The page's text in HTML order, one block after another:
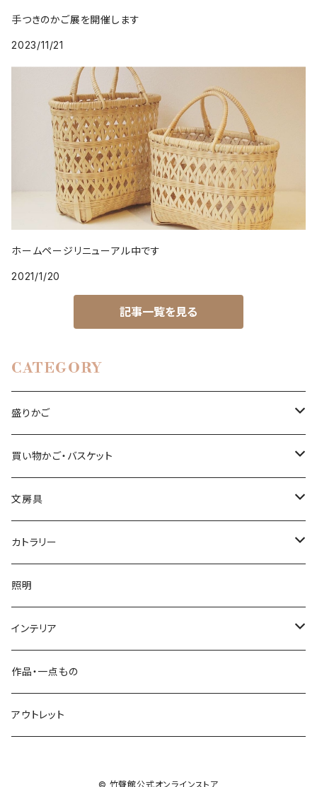
手つきのかご展を開催します
2023/11/21
ホームページリニューアル中です
2021/1/20
記事一覧を見る
CATEGORY
盛りかご
亀甲編み
小入れ麻の葉編み
網代編み
透かし網代編み
その他
買い物かご・バスケット
縄目差し
ござ目編み
バスケット
文房具
竹ペン
ペーパーナイフ
石を抱く竹（ペーパーウェイト）
その他
カトラリー
お箸
菜箸
楊枝
照明
インテリア
屑かご
脱衣かご
作品・一点もの
アウトレット
© 竹聲館公式オンラインストア